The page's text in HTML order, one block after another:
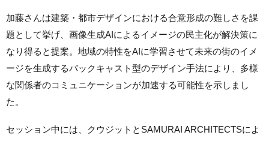
加藤さんは建築・都市デザインにおける合意形成の難しさを課
題として挙げ、画像生成AIによるイメージの民主化が解決策に
なり得ると提案。地域の特性をAIに学習させて未来の街のイメ
ージを生成するバックキャスト型のデザイン手法により、多様
な関係者のコミュニケーションが加速する可能性を示しまし
た。
セッション中には、クウジットとSAMURAI ARCHITECTSによ